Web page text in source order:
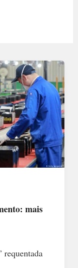
mais